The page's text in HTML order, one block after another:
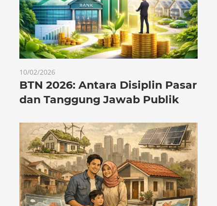
10/02/2026
BTN 2026: Antara Disiplin Pasar
dan Tanggung Jawab Publik